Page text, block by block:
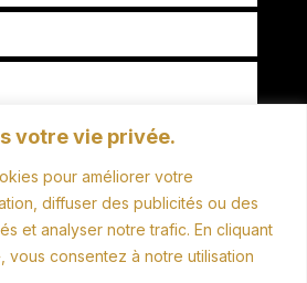
votre vie privée.
pour améliorer votre
diffuser des publicités ou des
et analyser notre trafic. En cliquant
vous consentez à notre utilisation
ENVOYER